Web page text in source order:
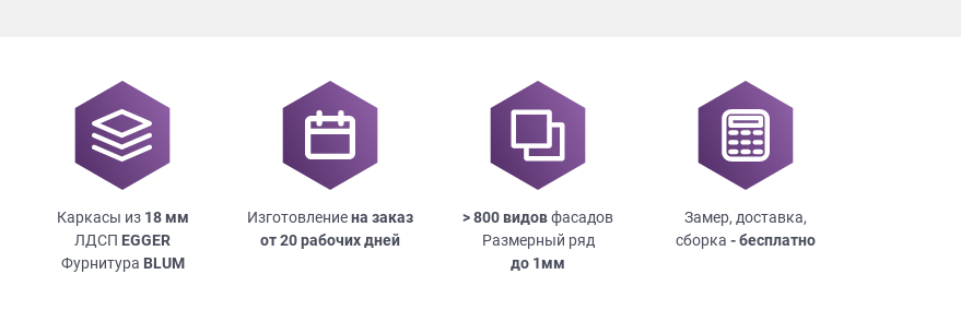
Каркасы из 18мм
ЛДСП EGGER
Фурнитура BLUM
Изготовлениена заказ
от 20 рабочих дней
> 800 видовфасадов
Размерный ряд
до 1мм
Замер, доставка,
сборка - бесплатно